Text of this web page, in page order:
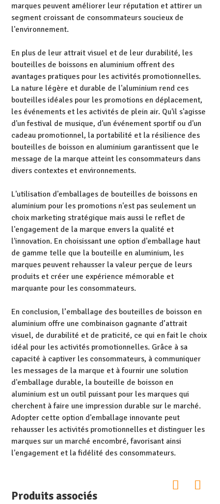
marques peuvent améliorer leur réputation et attirer un
segment croissant de consommateurs soucieux de
l'environnement.
En plus de leur attrait visuel et de leur durabilité, les
bouteilles de boissons en aluminium offrent des
avantages pratiques pour les activités promotionnelles.
La nature légère et durable de l'aluminium rend ces
bouteilles idéales pour les promotions en déplacement,
les événements et les activités de plein air. Qu'il s'agisse
d'un festival de musique, d'un événement sportif ou d'un
cadeau promotionnel, la portabilité et la résilience des
bouteilles de boisson en aluminium garantissent que le
message de la marque atteint les consommateurs dans
divers contextes et environnements.
L'utilisation d'emballages de bouteilles de boissons en
aluminium pour les promotions n'est pas seulement un
choix marketing stratégique mais aussi le reflet de
l'engagement de la marque envers la qualité et
l'innovation. En choisissant une option d'emballage haut
de gamme telle que la bouteille en aluminium, les
marques peuvent rehausser la valeur perçue de leurs
produits et créer une expérience mémorable et
marquante pour les consommateurs.
En conclusion, l’emballage des bouteilles de boisson en
aluminium offre une combinaison gagnante d’attrait
visuel, de durabilité et de praticité, ce qui en fait le choix
idéal pour les activités promotionnelles. Grâce à sa
capacité à captiver les consommateurs, à communiquer
les messages de la marque et à fournir une solution
d'emballage durable, la bouteille de boisson en
aluminium est un outil puissant pour les marques qui
cherchent à faire une impression durable sur le marché.
Adopter cette option d'emballage innovante peut
rehausser les activités promotionnelles et distinguer les
marques sur un marché encombré, favorisant ainsi
l'engagement et la fidélité des consommateurs.
Produits associés